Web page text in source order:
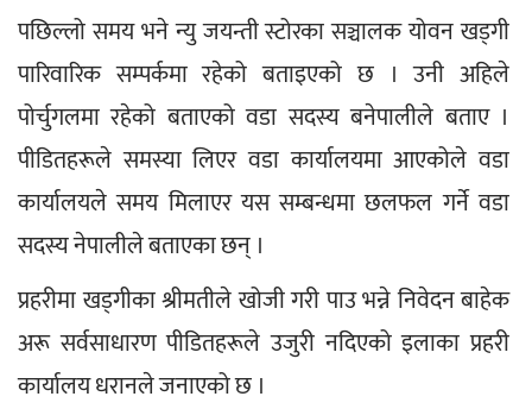
पछिल्लो समय भने न्यु जयन्ती स्टोरका सञ्चालक योवन खड्गी
पारिवारिक सम्पर्कमा रहेको बताइएको छ । उनी अहिले
पोर्चुगलमा रहेको बताएको वडा सदस्य बनेपालीले बताए ।
पीडितहरूले समस्या लिएर वडा कार्यालयमा आएकोले वडा
कार्यालयले समय मिलाएर यस सम्बन्धमा छलफल गर्ने वडा
सदस्य नेपालीले बताएका छन् ।
प्रहरीमा खड्गीका श्रीमतीले खोजी गरी पाउ भन्ने निवेदन बाहेक
अरू सर्वसाधारण पीडितहरूले उजुरी नदिएको इलाका प्रहरी
कार्यालय धरानले जनाएको छ ।